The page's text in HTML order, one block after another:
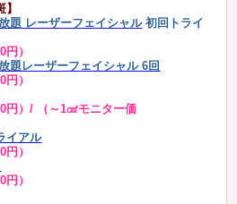
題 レーザーフェイシャル 初回トライ
）
題レーザーフェイシャル 6回
）
）/ （～1㎠モニター価
イアル
）
）